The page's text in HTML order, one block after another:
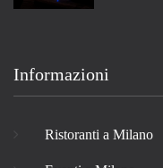
Informazioni
Ristoranti a Milano